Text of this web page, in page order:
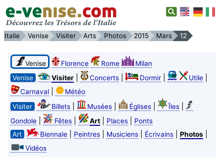
Italie Venise Visiter Arts Photos 2015 Mars 12
Venise Florence Rome
Milan
Venise
Visiter| Concerts| Dormir| Utile|
Carnaval|
Météo
Visiter
Billets| Musées| Églises| Îles|
Gondole| Fêtes| Art| Places|
Ponts
Art
Biennale| Peintres| Musiciens| Écrivains| Photos|
Vidéos